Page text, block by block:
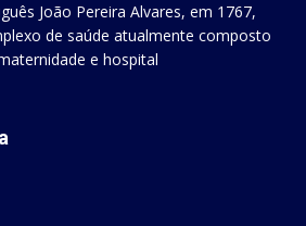
João Pereira Alvares, em 1767,
de saúde atualmente composto
e hospital